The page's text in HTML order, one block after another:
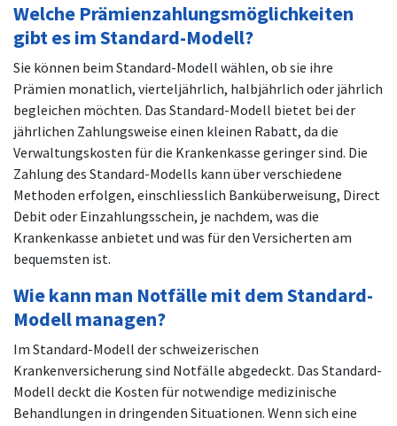
Welche Prämienzahlungsmöglichkeiten
gibt es im Standard-Modell?
Sie können beim Standard-Modell wählen, ob sie ihre
Prämien monatlich, vierteljährlich, halbjährlich oder jährlich
begleichen möchten. Das Standard-Modell bietet bei der
jährlichen Zahlungsweise einen kleinen Rabatt, da die
Verwaltungskosten für die Krankenkasse geringer sind. Die
Zahlung des Standard-Modells kann über verschiedene
Methoden erfolgen, einschliesslich Banküberweisung, Direct
Debit oder Einzahlungsschein, je nachdem, was die
Krankenkasse anbietet und was für den Versicherten am
bequemsten ist.
Wie kann man Notfälle mit dem Standard-
Modell managen?
Im Standard-Modell der schweizerischen
Krankenversicherung sind Notfälle abgedeckt. Das Standard-
Modell deckt die Kosten für notwendige medizinische
Behandlungen in dringenden Situationen. Wenn sich eine